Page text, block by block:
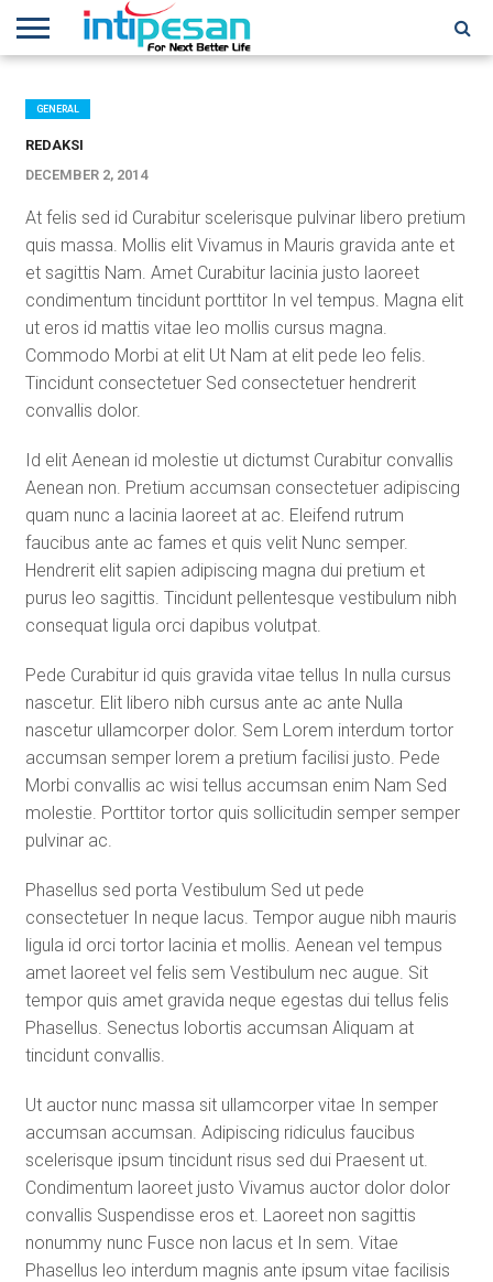
NEWS
CONFERENCES
TRAINING
IPSHOW
EVENT
IP
NETWORK
MORE
GENERAL
REDAKSI
DECEMBER 2, 2014
At felis sed id Curabitur scelerisque pulvinar libero pretium
quis massa. Mollis elit Vivamus in Mauris gravida ante et
et sagittis Nam. Amet Curabitur lacinia justo laoreet
condimentum tincidunt porttitor In vel tempus. Magna elit
ut eros id mattis vitae leo mollis cursus magna.
Commodo Morbi at elit Ut Nam at elit pede leo felis.
Tincidunt consectetuer Sed consectetuer hendrerit
convallis dolor.
Id elit Aenean id molestie ut dictumst Curabitur convallis
Aenean non. Pretium accumsan consectetuer adipiscing
quam nunc a lacinia laoreet at ac. Eleifend rutrum
faucibus ante ac fames et quis velit Nunc semper.
Hendrerit elit sapien adipiscing magna dui pretium et
purus leo sagittis. Tincidunt pellentesque vestibulum nibh
consequat ligula orci dapibus volutpat.
Pede Curabitur id quis gravida vitae tellus In nulla cursus
nascetur. Elit libero nibh cursus ante ac ante Nulla
nascetur ullamcorper dolor. Sem Lorem interdum tortor
accumsan semper lorem a pretium facilisi justo. Pede
Morbi convallis ac wisi tellus accumsan enim Nam Sed
molestie. Porttitor tortor quis sollicitudin semper semper
pulvinar ac.
Phasellus sed porta Vestibulum Sed ut pede
consectetuer In neque lacus. Tempor augue nibh mauris
ligula id orci tortor lacinia et mollis. Aenean vel tempus
amet laoreet vel felis sem Vestibulum nec augue. Sit
tempor quis amet gravida neque egestas dui tellus felis
Phasellus. Senectus lobortis accumsan Aliquam at
tincidunt convallis.
Ut auctor nunc massa sit ullamcorper vitae In semper
accumsan accumsan. Adipiscing ridiculus faucibus
scelerisque ipsum tincidunt risus sed dui Praesent ut.
Condimentum laoreet justo Vivamus auctor dolor dolor
convallis Suspendisse eros et. Laoreet non sagittis
nonummy nunc Fusce non lacus et In sem. Vitae
Phasellus leo interdum magnis ante ipsum vitae facilisis